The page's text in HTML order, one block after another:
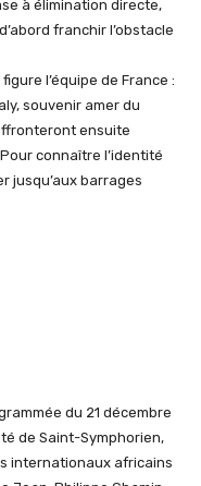
à élimination directe,
franchir l’obstacle
l’équipe de France :
souvenir amer du
ensuite
connaître l’identité
jusqu’aux barrages
du 21 décembre
de Saint-Symphorien,
internationaux africains